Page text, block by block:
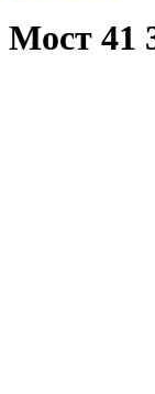
Мост 41